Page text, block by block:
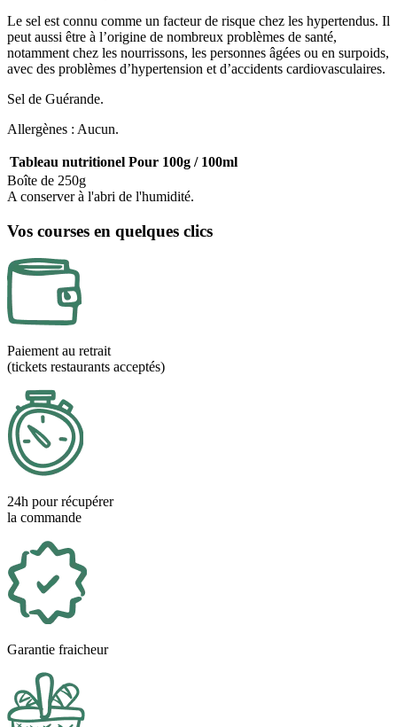
Le sel est connu comme un facteur de risque chez les hypertendus. Il
peut aussi être à l’origine de nombreux problèmes de santé,
notamment chez les nourrissons, les personnes âgées ou en surpoids,
avec des problèmes d’hypertension et d’accidents cardiovasculaires.
Sel de Guérande.
Allergènes : Aucun.
Tableau nutritionel Pour 100g / 100ml
Boîte de 250g
A conserver à l'abri de l'humidité.
Vos courses en quelques clics
Paiement au retrait
(tickets restaurants acceptés)
24h pour récupérer
la commande
Garantie fraicheur